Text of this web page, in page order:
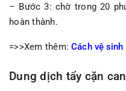
– Bước 3: chờ trong 20
hoàn thành.
=>>Xem thêm:Cách vệ
Dung dịch tẩy cặn